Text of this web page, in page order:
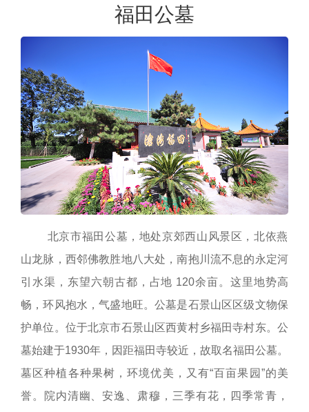
福田公墓
北京市福田公墓，地处京郊西山风景区，北依燕
山龙脉，西邻佛教胜地八大处，南抱川流不息的永定河
引水渠，东望六朝古都，占地 120余亩。这里地势高
畅，环风抱水，气盛地旺。公墓是石景山区区级文物保
护单位。位于北京市石景山区西黄村乡福田寺村东。公
墓始建于1930年，因距福田寺较近，故取名福田公墓。
墓区种植各种果树，环境优美，又有“百亩果园”的美
誉。院内清幽、安逸、肃穆，三季有花，四季常青，